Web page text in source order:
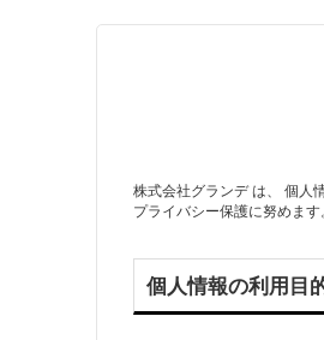
株式会社グランデ は、 個人
プライバシー保護に努めます。
個人情報の利用目